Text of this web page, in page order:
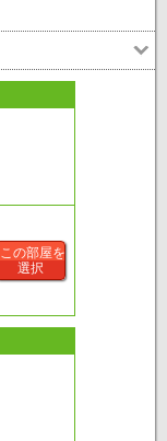
この部屋を
選択